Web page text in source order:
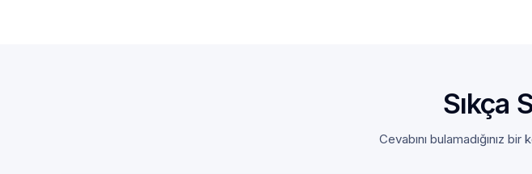
Sıkça
Cevabını bulamadığınız